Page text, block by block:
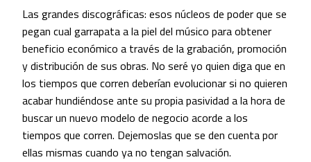
Las grandes discográficas: esos núcleos de poder que se
pegan cual garrapata a la piel del músico para obtener
beneficio económico a través de la grabación, promoción
y distribución de sus obras. No seré yo quien diga que en
los tiempos que corren deberían evolucionar si no quieren
acabar hundiéndose ante su propia pasividad a la hora de
buscar un nuevo modelo de negocio acorde a los
tiempos que corren. Dejemoslas que se den cuenta por
ellas mismas cuando ya no tengan salvación.